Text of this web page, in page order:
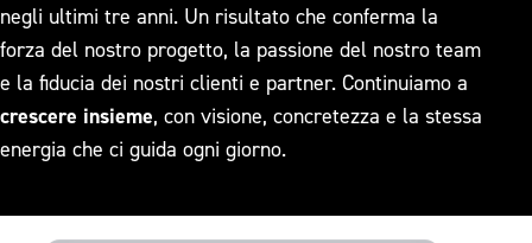
negli ultimi tre anni. Un risultato che conferma la
forza del nostro progetto, la passione del nostro team
e la fiducia dei nostri clienti e partner. Continuiamo a
crescere insieme, con visione, concretezza e la stessa
energia che ci guida ogni giorno.